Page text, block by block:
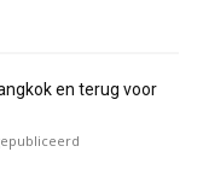
en terug voor